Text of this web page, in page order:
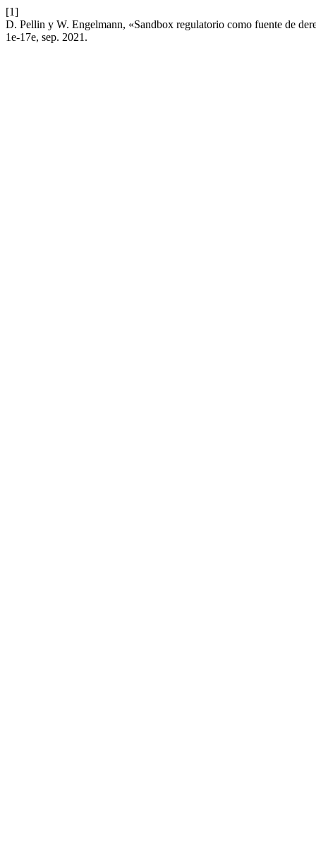
[1]
D. Pellin y W. Engelmann, «Sandbox regulatorio como fuente de
1e-17e, sep. 2021.